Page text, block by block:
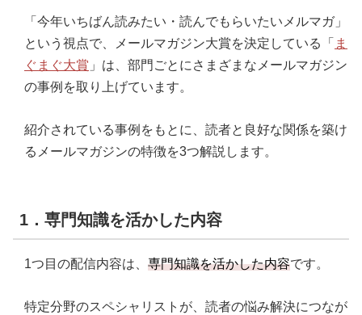
「今年いちばん読みたい・読んでもらいたいメルマガ」
という視点で、メールマガジン大賞を決定している「 ま
ぐまぐ大賞 」は、部門ごとにさまざまなメールマガジン
の事例を取り上げています。
紹介されている事例をもとに、読者と良好な関係を築け
るメールマガジンの特徴を3つ解説します。
1．専門知識を活かした内容
1つ目の配信内容は、 専門知識を活かした内容です。
特定分野のスペシャリストが、読者の悩み解決につなが